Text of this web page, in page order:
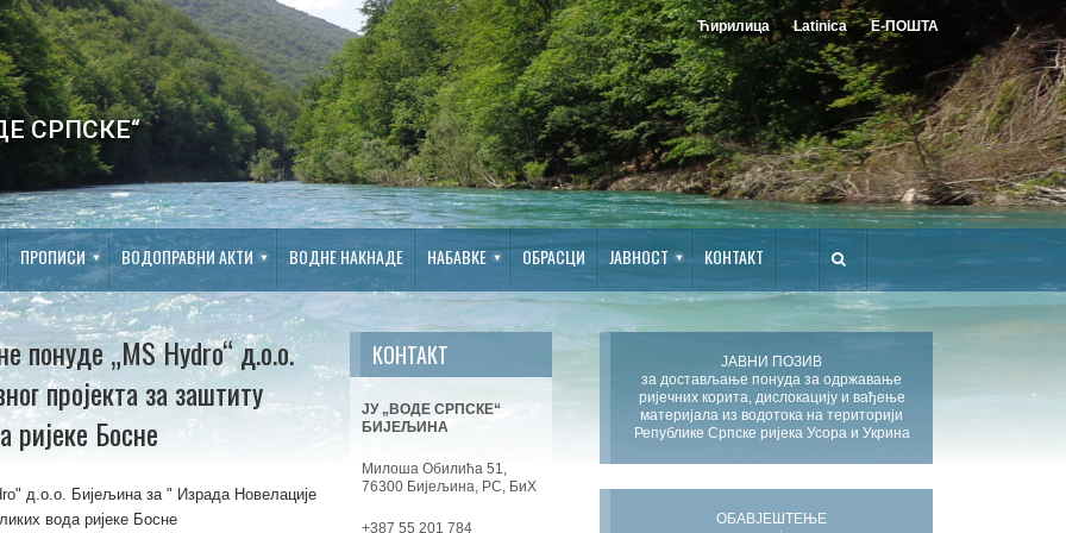
Ћирилица Latinica Е-ПОШТА
СРПСКЕ“
ПРОПИСИ ВОДОПРАВНИ АКТИ ВОДНЕ НАКНАДЕ НАБАВКЕ ОБРАСЦИ ЈАВНОСТ КОНТАКТ
понуде „MS Hydro“ д.о.о.
пројекта за заштиту
ријеке Босне
д.о.о. Бијељина за " Израда Новелације
вода ријеке Босне
ЈАВНИ ПОЗИВ
за достављање понуда за одржавање
ријечних корита, дислокацију и вађење
материјала из водотока на територији
Републике Српске ријека Усора и Укрина
ОБАВЈЕШТЕЊЕ
КОНТАКТ
ЈУ „ВОДЕ СРПСКЕ“
БИЈЕЉИНА
Милоша Обилића 51,
76300 Бијељина, РС, БиХ
+387 55 201 784